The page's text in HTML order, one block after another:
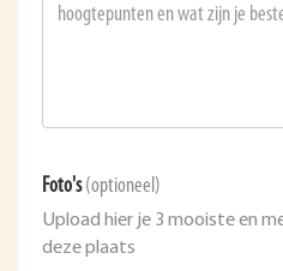
Foto's (optioneel)
Upload hier je 3 mooiste en
deze plaats